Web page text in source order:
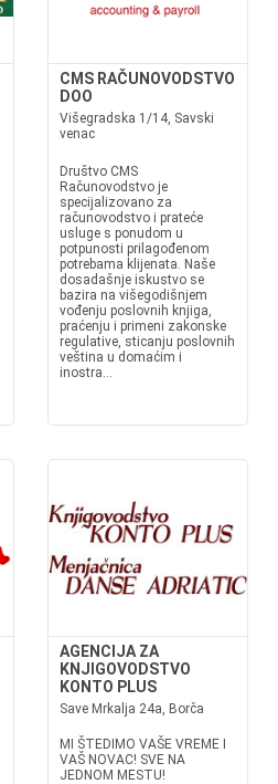
CMS RAČUNOVODSTVO
DOO
Višegradska 1/14, Savski
venac
Društvo CMS
Računovodstvo je
specijalizovano za
računovodstvo i prateće
usluge s ponudom u
potpunosti prilagođenom
potrebama klijenata. Naše
dosadašnje iskustvo se
bazira na višegodišnjem
vođenju poslovnih knjiga,
praćenju i primeni zakonske
regulative, sticanju poslovnih
veština u domaćim i
inostra...
AGENCIJA ZA
KNJIGOVODSTVO
KONTO PLUS
Save Mrkalja 24a, Borča
MI ŠTEDIMO VAŠE VREME I
VAŠ NOVAC! SVE NA
JEDNOM MESTU!